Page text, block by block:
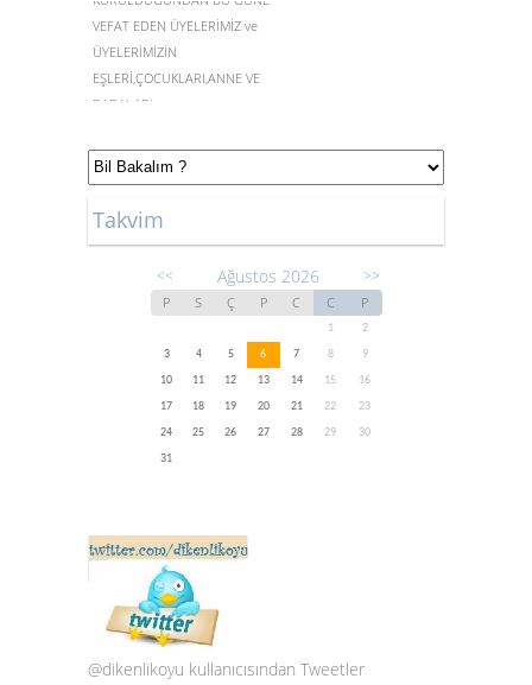
VEFAT EDEN ÜYELERİMİZ ve
ÜYELERİMİZİN
EŞLERİ,ÇOCUKLARI,ANNE VE
Takvim
<< Ağustos 2026 >>
P S Ç P C C P
1
2
3
4 5 6 7 8
9
10
11 12 13 14 15
16
17
18 19 20 21 22
23
24
25 26 27 28 29
30
31
@dikenlikoyu kullanıcısından Tweetler